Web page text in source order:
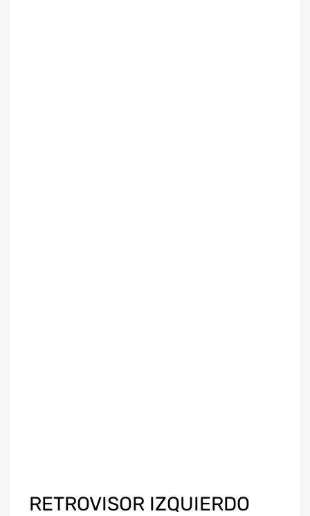
RETROVISOR IZQUIERDO